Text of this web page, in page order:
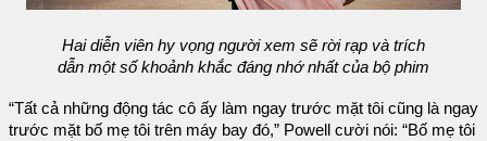
Hai diễn viên hy vọng người xem sẽ rời rạp và trích
dẫn một số khoảnh khắc đáng nhớ nhất của bộ phim
“Tất cả những động tác cô ấy làm ngay trước mặt tôi cũng là ngay
trước mặt bố mẹ tôi trên máy bay đó,” Powell cười nói: “Bố mẹ tôi